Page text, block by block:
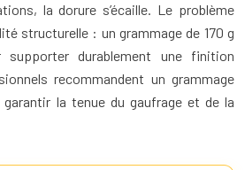
la dorure s’écaille. Le problème
structurelle : un grammage de 170 g
durablement une finition
recommandent un grammage
la tenue du gaufrage et de la